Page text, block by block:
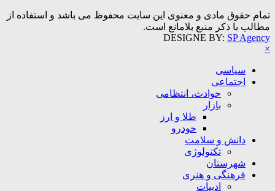
تمام حقوق مادی و معنوی این سایت محفوظ می باشد و استفاده از
مطالب با ذکر منبع بلامانع است.
DESIGNE BY: SP Agency
×
سیاسی
اجتماعی
حوادث، انتظامی
بازار
طلا و ارز
خودرو
دانش و سلامت
تکنولوژی
شهرستان
فرهنگی و هنری
ادبیات